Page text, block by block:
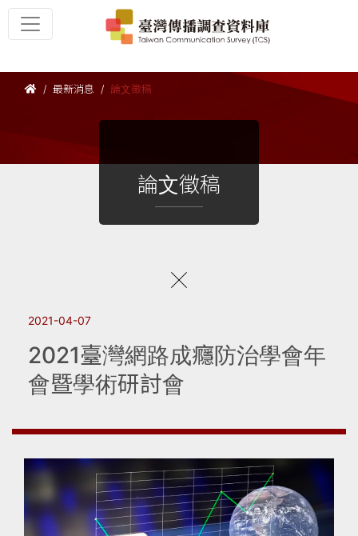
最新消息 論文徵稿
論文徵稿
2021-04-07
2021臺灣網路成癮防治學會年
會暨學術研討會